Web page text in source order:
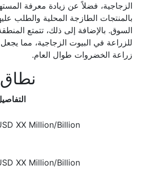
الزجاجية، فضلاً عن زيادة معرفة
بالمنتجات الطازجة المحلية والطلب
السوق. بالإضافة إلى ذلك، تتمتع
للزراعة في البيوت الزجاجية، مما
زراعة الخضروات طوال العام.
XX Million/Billion
XX Million/Billion